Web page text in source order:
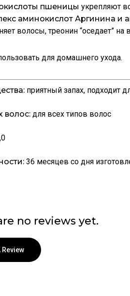
пшеницы укрепляют
аминокислот Аргинина и
волосы, треонин “оседает” на
для домашнего ухода.
приятный запах, подходит
волос: для всех типов волос
36 месяцев со дня
no reviews yet.
Review